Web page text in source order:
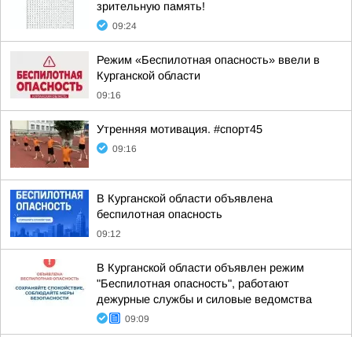
зрительную память!
09:24
Режим «Беспилотная опасность» ввели в
Курганской области
09:16
Утренняя мотивация. #спорт45
09:16
В Курганской области объявлена
беспилотная опасность
09:12
В Курганской области объявлен режим
"Беспилотная опасность", работают
дежурные службы и силовые ведомства
09:09